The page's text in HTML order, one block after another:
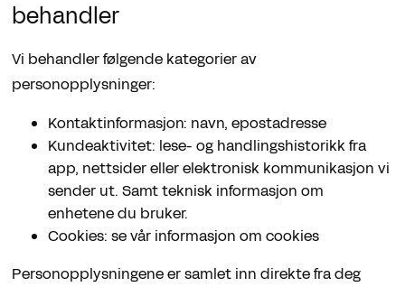
behandler
Vi behandler følgende kategorier av
personopplysninger:
Kontaktinformasjon: navn, epostadresse
Kundeaktivitet: lese- og handlingshistorikk fra
app, nettsider eller elektronisk kommunikasjon vi
sender ut. Samt teknisk informasjon om
enhetene du bruker.
Cookies: se vår informasjon om cookies
Personopplysningene er samlet inn direkte fra deg